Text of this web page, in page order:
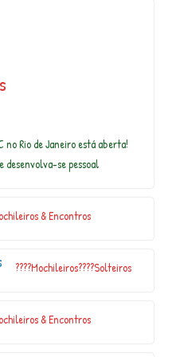
li
t
no Rio de Janeiro está aberta!
desenvolva-se pessoal
& Encontros
????Mochileiros????Solteiros
& Encontros